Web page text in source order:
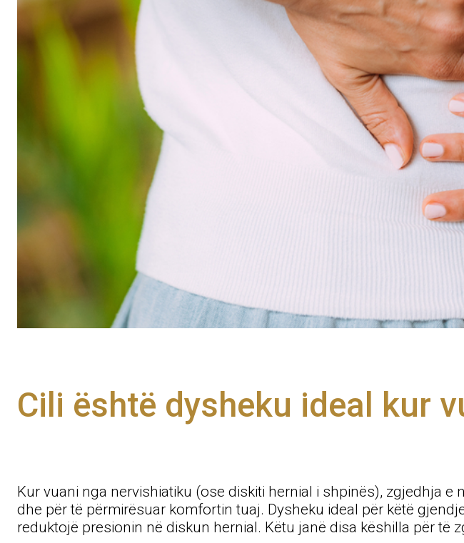
Cili është dysheku ideal kur
Kur vuani nga nervishiatiku (ose diskiti hernial i shpinës), zgjedhja
dhe për të përmirësuar komfortin tuaj. Dysheku ideal për këtë
reduktojë presionin në diskun hernial. Këtu janë disa këshilla për të